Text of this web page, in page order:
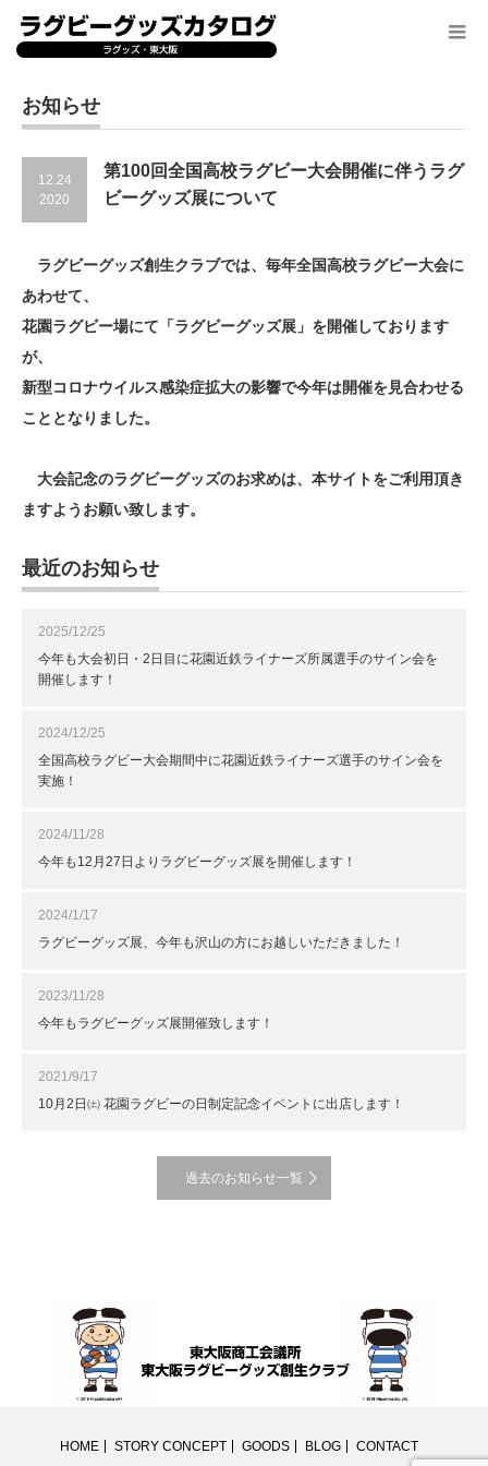
お知らせ
12.24
2020
第100回全国高校ラグビー大会開催に伴うラグ
ビーグッズ展について
ラグビーグッズ創生クラブでは、毎年全国高校ラグビー大会に
あわせて、
花園ラグビー場にて「ラグビーグッズ展」を開催しており ます
が、
新型コロナウイルス感染症拡大の影響で今年は開催を見合わせる
こととなりました。
大会記念のラグビーグッズのお求めは、本サイトをご利用頂き
ますようお願い致します。
最近のお知らせ
2025/12/25
今年も大会初日・2日目に花園近鉄ライナーズ所属選手のサイン会を
開催します！
2024/12/25
全国高校ラグビー大会期間中に花園近鉄ライナーズ選手のサイン会を
実施！
2024/11/28
今年も12月27日よりラグビーグッズ展を開催します！
2024/1/17
ラグビーグッズ展、今年も沢山の方にお越しいただきました！
2023/11/28
今年もラグビーグッズ展開催致します！
2021/9/17
10月2日㈯ 花園ラグビーの日制定記念イベントに出店します！
過去のお知らせ一覧
HOME STORY CONCEPT GOODS BLOG CONTACT